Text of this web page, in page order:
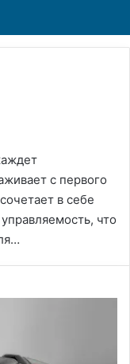
с первого
в себе
что